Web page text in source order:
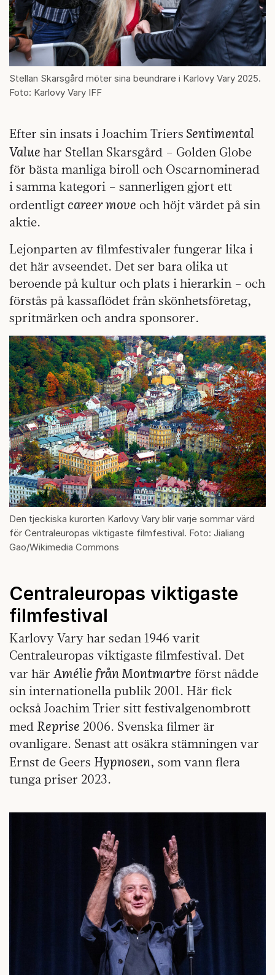
Stellan Skarsgård möter sina beundrare i Karlovy Vary 2025.
Foto: Karlovy Vary IFF
Efter sin insats i Joachim Triers Sentimental
Value har Stellan Skarsgård – Golden Globe
för bästa manliga biroll och Oscarnominerad
i samma kategori – sannerligen gjort ett
ordentligt career move och höjt värdet på sin
aktie.
Lejonparten av filmfestivaler fungerar lika i
det här avseendet. Det ser bara olika ut
beroende på kultur och plats i hierarkin – och
förstås på kassaflödet från skönhetsföretag,
spritmärken och andra sponsorer.
Den tjeckiska kurorten Karlovy Vary blir varje sommar värd
för Centraleuropas viktigaste filmfestival. Foto: Jialiang
Gao/Wikimedia Commons
Centraleuropas viktigaste
filmfestival
Karlovy Vary har sedan 1946 varit
Centraleuropas viktigaste filmfestival. Det
var här Amélie från Montmartre först nådde
sin internationella publik 2001. Här fick
också Joachim Trier sitt festivalgenombrott
med Reprise 2006. Svenska filmer är
ovanligare. Senast att osäkra stämningen var
Ernst de Geers Hypnosen, som vann flera
tunga priser 2023.